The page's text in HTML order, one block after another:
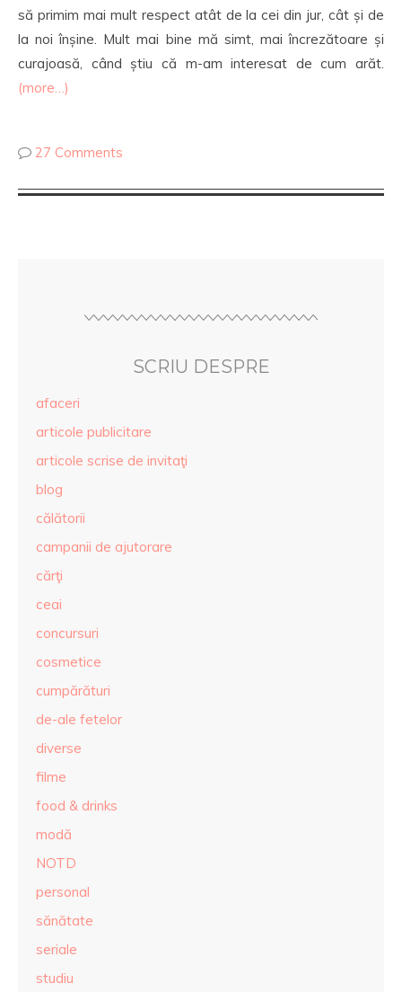
să primim mai mult respect atât de la cei din jur, cât și de
la noi înșine. Mult mai bine mă simt, mai încrezătoare și
curajoasă, când știu că m-am interesat de cum arăt.
(more…)
27 Comments
SCRIU DESPRE
afaceri
articole publicitare
articole scrise de invitaţi
blog
călătorii
campanii de ajutorare
cărţi
ceai
concursuri
cosmetice
cumpărături
de-ale fetelor
diverse
filme
food & drinks
modă
NOTD
personal
sănătate
seriale
studiu